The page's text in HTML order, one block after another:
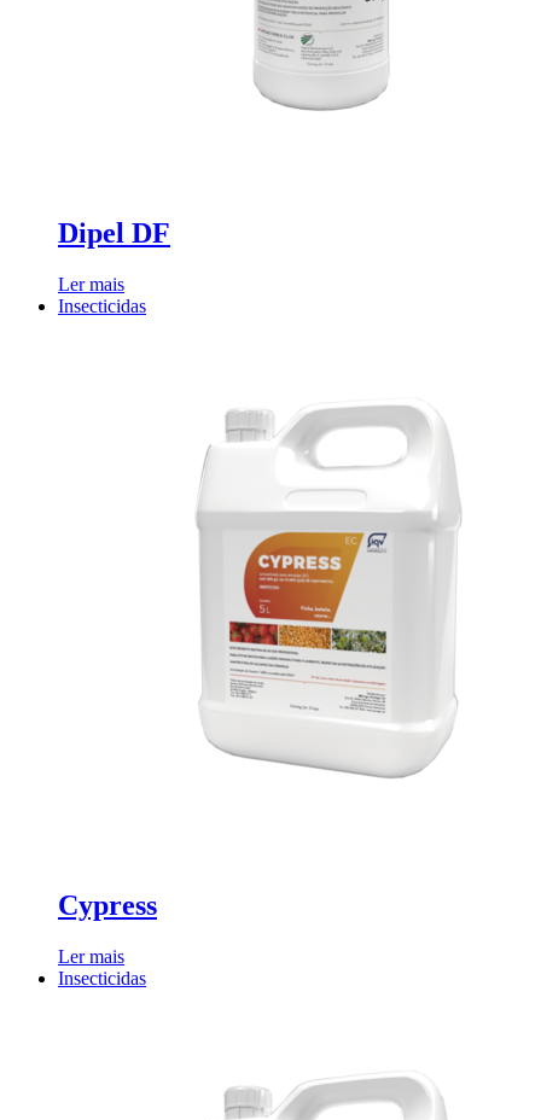
Dipel DF
Ler mais
Insecticidas
Cypress
Ler mais
Insecticidas